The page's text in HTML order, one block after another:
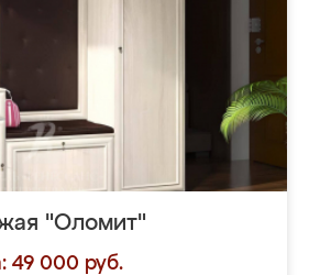
"Оломит"
49 000 руб.